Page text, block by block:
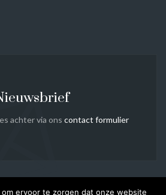
achter via ons contact formulier
ervoor te zorgen dat onze website